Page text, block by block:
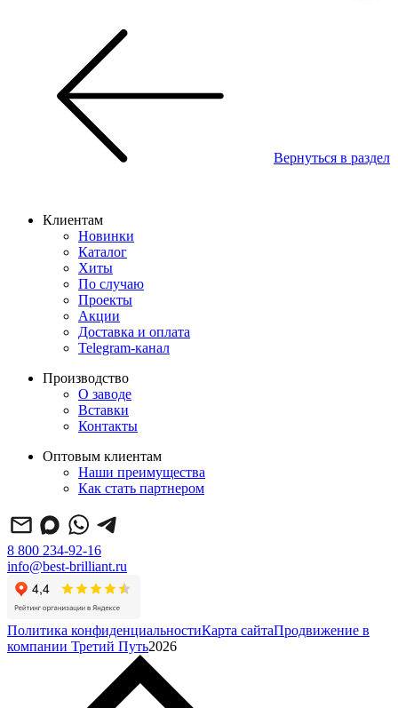
Вернуться в раздел
Клиентам
Новинки
Каталог
Хиты
По случаю
Проекты
Акции
Доставка и оплата
Telegram-канал
Производство
О заводе
Вставки
Контакты
Оптовым клиентам
Наши преимущества
Как стать партнером
8 800 234-92-16
info@best-brilliant.ru
Политика конфиденциальностиКарта сайтаПродвижение в
компании Третий Путь2026